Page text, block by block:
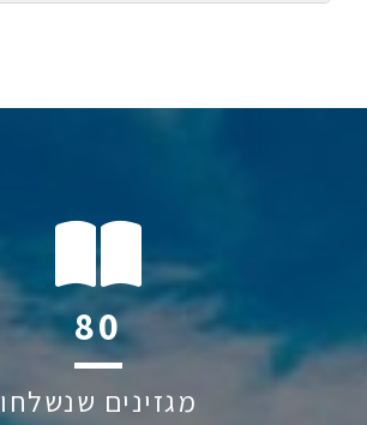
115
מגזינים שנשלחו